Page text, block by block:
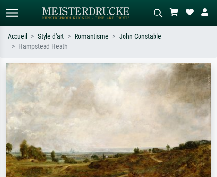
Recherchez par artiste, titre ou style –
ex. Monet, Nuit étoilée,
impressionnisme, vague de Hokusai,
Décrivez la scène – ex. prairie verte,
abstrait avec beaucoup de rouge,
tableau sombre, nu debout près d'un
Accueil Style d'art Romantisme
John Constable
Hampstead Heath